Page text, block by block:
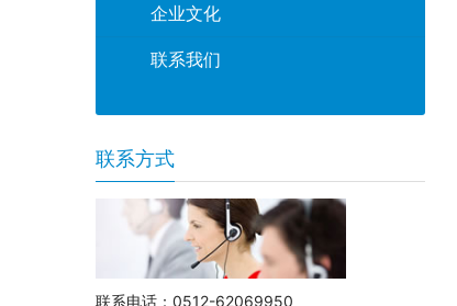
企业文化
联系我们
联系方式
联系电话：0512-62069950